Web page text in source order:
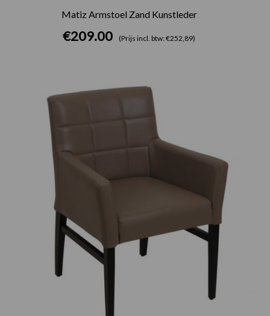
Matiz Armstoel Zand Kunstleder
€209.00 (Prijs incl. btw: €252,89)